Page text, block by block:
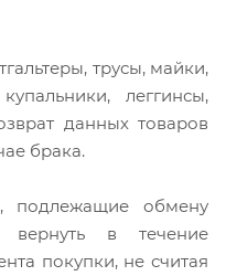
трусы, майки,
леггинсы,
данных товаров
брака.
подлежащие обмену
в течение
покупки, не считая